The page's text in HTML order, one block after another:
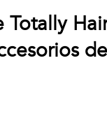
Totally